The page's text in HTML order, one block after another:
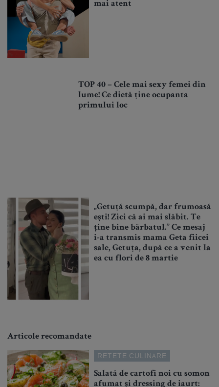
mai atent
TOP 40 – Cele mai sexy femei din
lume! Ce dietă ține ocupanta
primului loc
„Getuță scumpă, dar frumoasă
ești! Zici că ai mai slăbit. Te
ține bine bărbatul.” Ce mesaj
i-a transmis mama Geta fiicei
sale, Getuța, după ce a venit la
ea cu flori de 8 martie
Articole recomandate
RETETE CULINARE
Salată de cartofi noi cu somon
afumat și dressing de iaurt: